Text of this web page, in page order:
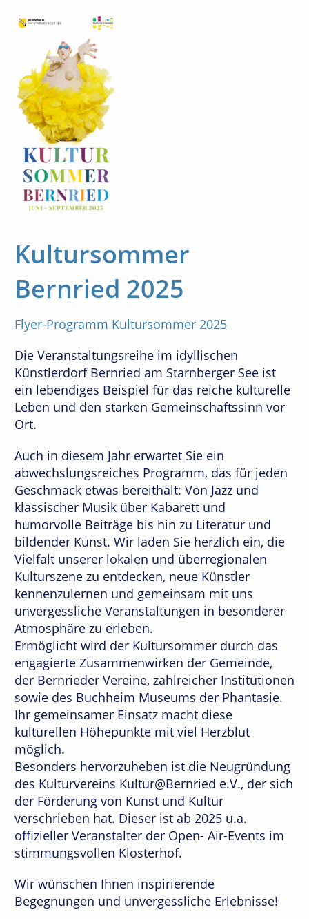
Kultursommer
Bernried 2025
Flyer-Programm Kultursommer 2025
Die Veranstaltungsreihe im idyllischen
Künstlerdorf Bernried am Starnberger See ist
ein lebendiges Beispiel für das reiche kulturelle
Leben und den starken Gemeinschaftssinn vor
Ort.
Auch in diesem Jahr erwartet Sie ein
abwechslungsreiches Programm, das für jeden
Geschmack etwas bereithält: Von Jazz und
klassischer Musik über Kabarett und
humorvolle Beiträge bis hin zu Literatur und
bildender Kunst. Wir laden Sie herzlich ein, die
Vielfalt unserer lokalen und überregionalen
Kulturszene zu entdecken, neue Künstler
kennenzulernen und gemeinsam mit uns
unvergessliche Veranstaltungen in besonderer
Atmosphäre zu erleben.
Ermöglicht wird der Kultursommer durch das
engagierte Zusammenwirken der Gemeinde,
der Bernrieder Vereine, zahlreicher Institutionen
sowie des Buchheim Museums der Phantasie.
Ihr gemeinsamer Einsatz macht diese
kulturellen Höhepunkte mit viel Herzblut
möglich.
Besonders hervorzuheben ist die Neugründung
des Kulturvereins Kultur@Bernried e.V., der sich
der Förderung von Kunst und Kultur
verschrieben hat. Dieser ist ab 2025 u.a.
offizieller Veranstalter der Open- Air-Events im
stimmungsvollen Klosterhof.
Wir wünschen Ihnen inspirierende
Begegnungen und unvergessliche Erlebnisse!